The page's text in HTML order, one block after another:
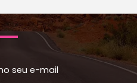
seu e-mail